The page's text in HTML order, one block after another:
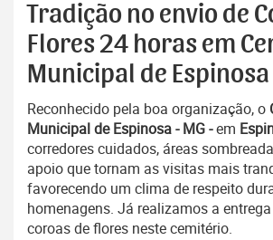
Tradição no envio de
Flores 24 horas em
Municipal de Espinosa
Reconhecido pela boa organização, o
Municipal de Espinosa - MG -em
corredores cuidados, áreas
apoio que tornam as visitas mais
favorecendo um clima de respeito
homenagens. Já realizamos a
coroas de flores neste cemitério.